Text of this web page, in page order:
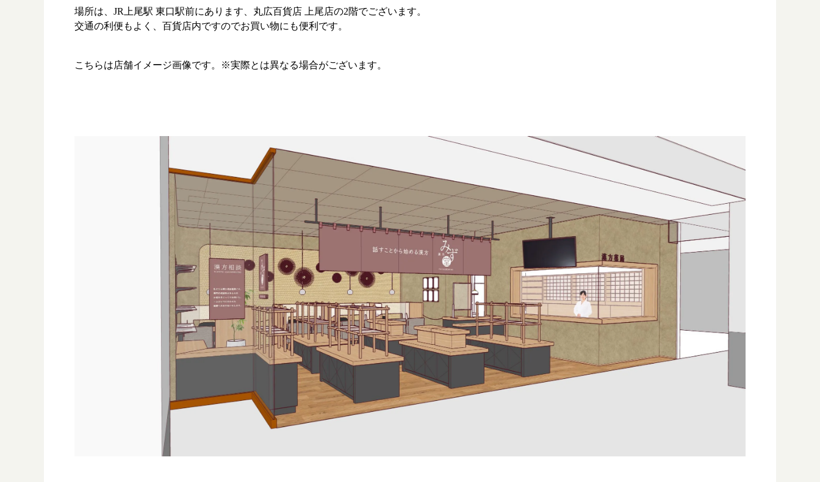
根本から身体を整えるとは
症状別 漢方の教え
店舗を探す
漢方みず堂とは 企業情報
お知らせ イベント・講座
皆様からのご質問
採用情報 オンラインショップ
場所は、JR上尾駅 東口駅前にあります、丸広百貨店 上尾店の2階でございます。
交通の利便もよく、百貨店内ですのでお買い物にも便利です。
こちらは店舗イメージ画像です。※実際とは異なる場合がございます。